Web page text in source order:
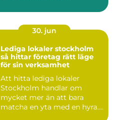
30. jun
Lediga lokaler stockholm
så hittar företag rätt läge
för sin verksamhet
Att hitta lediga lokaler
Stockholm handlar om
mycket mer än att bara
matcha en yta med en hyra.